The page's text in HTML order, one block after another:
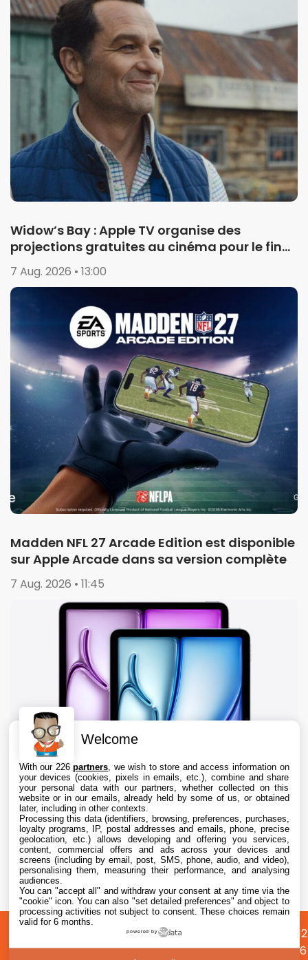
Widow’s Bay : Apple TV organise des
projections gratuites au cinéma pour le final
de la saison 1
7 Aug. 2026 • 13:00
Madden NFL 27 Arcade Edition est disponible
sur Apple Arcade dans sa version complète
7 Aug. 2026 • 11:45
iPad : les ventes reculent de 8%, mais Apple
domine toujours outrageusement le marché
7 Aug. 2026 • 10:25
propos
Préférences
cookies
Confidentialité
©
2026
Welcome
With our 226partners , we wish to store and access information on
your devices (cookies, pixels in emails, etc.), combine and share
your personal data with our partners, whether collected on this
website or in our emails, already held by some of us, or obtained
later, including in other contexts.
Processing this data (identifiers, browsing, preferences, purchases,
loyalty programs, IP, postal addresses and emails, phone, precise
geolocation, etc.) allows developing and offering you services,
content, commercial offers and ads across your devices and
screens (including by email, post, SMS, phone, audio, and video),
personalising them, measuring their performance, and analysing
audiences.
You can "accept all" and withdraw your consent at any time via the
"cookie" icon. You can also "set detailed preferences" and object to
processing activities not subject to consent. These choices remain
valid for 6 months.
powered by